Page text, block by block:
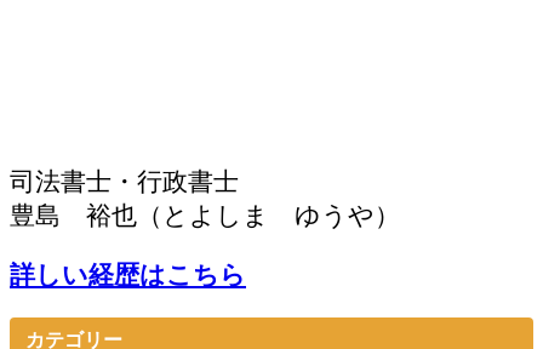
司法書士・行政書士
豊島 裕也（とよしま ゆうや）
詳しい経歴はこちら
カテゴリー